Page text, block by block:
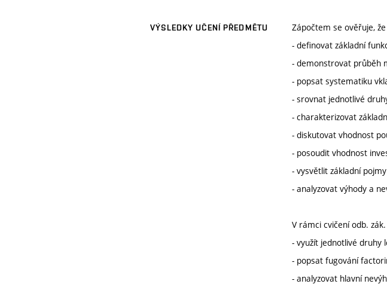
VÝSLEDKY UČENÍ PŘEDMĚTU
Zápočtem se ověřuje,
- definovat základní
- demonstrovat průběh
- popsat systematiku
- srovnat jednotlivé
- charakterizovat
- diskutovat vhodnost
- posoudit vhodnost
- vysvětlit základní
- analyzovat výhody a
V rámci cvičení odb.
- využít jednotlivé druhy
- popsat fugování
- analyzovat hlavní